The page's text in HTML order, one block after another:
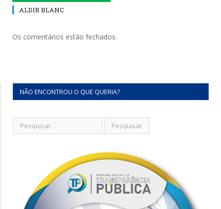
ALDIR BLANC
Os comentários estão fechados.
NÃO ENCONTROU O QUE QUERIA?